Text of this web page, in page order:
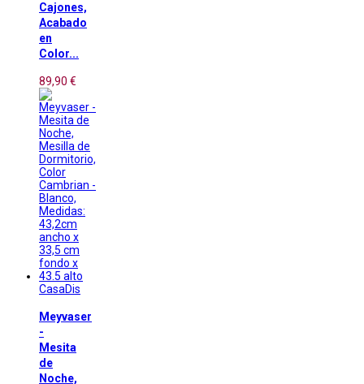
Cajones,
Acabado
en
Color...
89,90 €
CasaDis
Meyvaser
-
Mesita
de
Noche,